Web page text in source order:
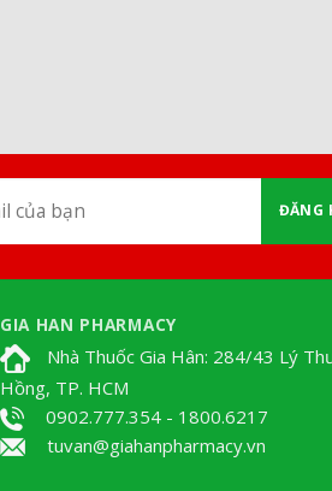
ĐĂNG
GIA HAN PHARMACY
Nhà Thuốc Gia Hân: 284/43 Lý
Hồng, TP. HCM
0902.777.354 - 1800.6217
tuvan@giahanpharmacy.vn